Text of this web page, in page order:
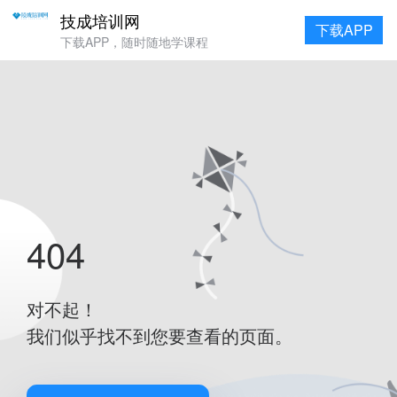
技成培训网
下载APP，随时随地学课程
下载APP
404
对不起！
我们似乎找不到您要查看的页面。